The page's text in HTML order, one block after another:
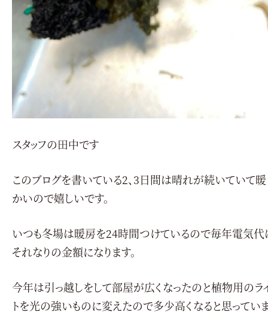
スタッフの田中です
このブログを書いている2、3日間は晴れが続いていて暖
かいので嬉しいです。
いつも冬場は暖房を24時間つけているので毎年電気代
それなりの金額になります。
今年は引っ越しをして部屋が広くなったのと植物用のラ
トを光の強いものに変えたので多少高くなると思ってい